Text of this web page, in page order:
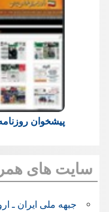
پیشخوان
سایت های
جبهه ملی ایران ـ